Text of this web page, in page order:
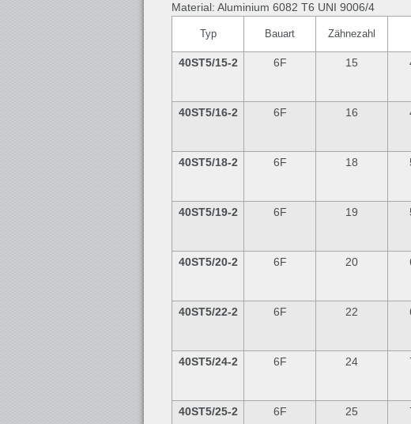
Material: Aluminium 6082 T6 UNI 9006/4
Typ Bauart Zähnezahl
40ST5/15-2 6F 15
40ST5/16-2 6F 16
40ST5/18-2 6F 18
40ST5/19-2 6F 19
40ST5/20-2 6F 20
40ST5/22-2 6F 22
40ST5/24-2 6F 24
40ST5/25-2 6F 25